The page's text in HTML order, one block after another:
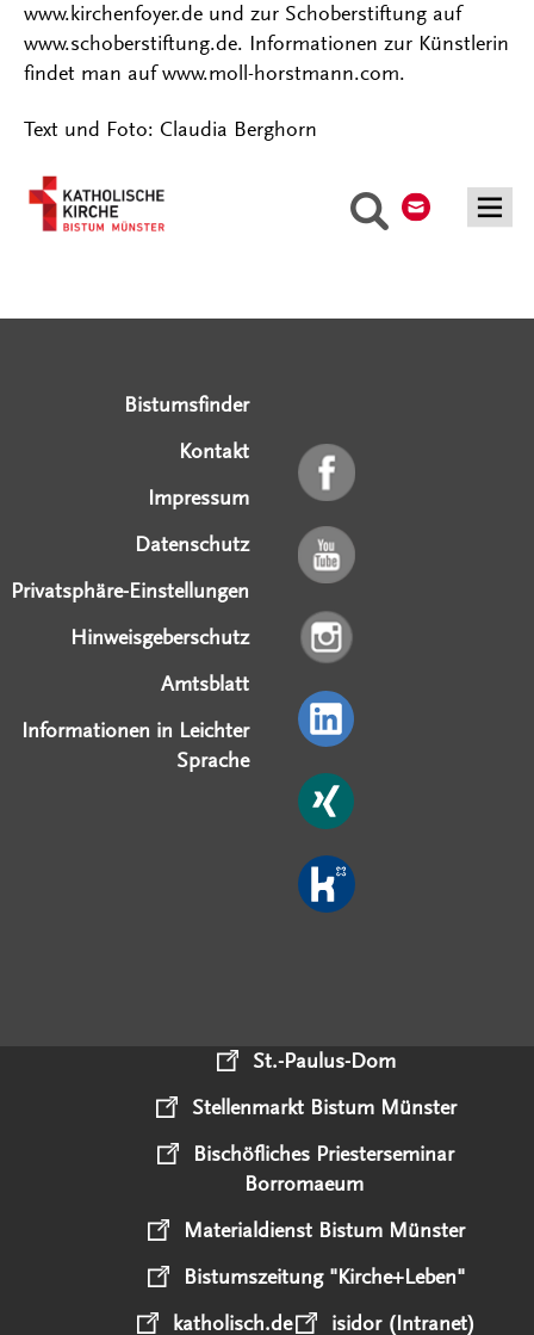
Suche
www.kirchenfoyer.de und zur Schoberstiftung auf
www.schoberstiftung.de. Informationen zur Künstlerin
findet man auf www.moll-horstmann.com.
Text und Foto: Claudia Berghorn
Bistumsfinder
Kontakt
Impressum
Datenschutz
Privatsphäre-Einstellungen
Hinweisgeberschutz
Amtsblatt
Informationen in Leichter
Sprache
St.-Paulus-Dom
Stellenmarkt Bistum Münster
Bischöfliches Priesterseminar
Borromaeum
Materialdienst Bistum Münster
Bistumszeitung "Kirche+Leben"
katholisch.de
isidor (Intranet)